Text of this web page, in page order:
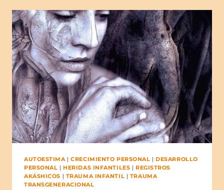
AUTOESTIMA|CRECIMIENTO PERSONAL |DESARROLLO
PERSONAL |HERIDAS INFANTILES | REGISTROS
AKÁSHICOS | TRAUMA INFANTIL | TRAUMA
TRANSGENERACIONAL